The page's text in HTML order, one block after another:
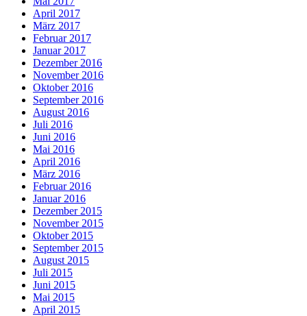
April 2017
März 2017
Februar 2017
Januar 2017
Dezember 2016
November 2016
Oktober 2016
September 2016
August 2016
Juli 2016
Juni 2016
Mai 2016
April 2016
März 2016
Februar 2016
Januar 2016
Dezember 2015
November 2015
Oktober 2015
September 2015
August 2015
Juli 2015
Juni 2015
Mai 2015
April 2015